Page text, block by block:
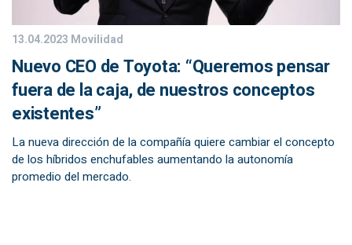
13.04.2023 Movilidad
Nuevo CEO de Toyota: “Queremos pensar
fuera de la caja, de nuestros conceptos
existentes”
La nueva dirección de la compañía quiere cambiar el concepto
de los híbridos enchufables aumentando la autonomía
promedio del mercado.